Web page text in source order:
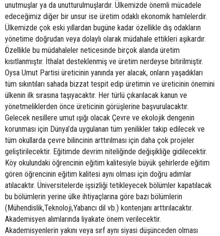
unutmuşlar ya da unutturulmuşlardır. Ülkemizde önemli mücadele
edeceğimiz diğer bir unsur ise üretim odaklı ekonomik hamlelerdir.
Ülkemizde çok eski yıllardan bugüne kadar özellikle dış odakların
yönetime doğrudan veya dolaylı olarak müdahale ettikleri aşikardır.
Özellikle bu müdahaleler neticesinde birçok alanda üretim
kısıtlanmıştır. İthalat desteklenmiş ve üretim nerdeyse bitirilmiştir.
Oysa Umut Partisi üreticinin yanında yer alacak, onların yaşadıkları
tüm sıkıntıları sahada bizzat tespit edip üretimin ve üreticinin önemini
ülkenin ilk sırasına taşıyacaktır. Her türlü çıkarılacak kanun ve
yönetmeliklerden önce üreticinin görüşlerine başvurulacaktır.
Gelecek nesillere umut ışığı olacak Çevre ve ekolojik dengenin
korunması için Dünya’da uygulanan tüm yenilikler takip edilecek ve
tüm okullarda çevre bilincinin arttırılması için daha çok projeler
geliştirilecektir. Eğitimde devrim niteliğinde değişikliğe gidilecektir.
Köy okulundaki öğrencinin eğitim kalitesiyle büyük şehirlerde eğitim
gören öğrencinin eğitim kalitesi aynı olması için doğru adımlar
atılacaktır. Üniversitelerde işsizliği tetikleyecek bölümler kapatılacak
bu bölümlerin yerine ülke ihtiyaçlarına göre bazı bölümlerin
(Mühendislik,Teknoloji,Yabancı dil vb.) kontenjanı arttırılacaktır.
Akademisyen alımlarında liyakate önem verilecektir.
Akademisyenlerin yakını veya sırf aynı siyasi düşünceden olması